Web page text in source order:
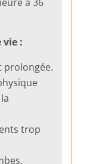
vie :
prolongée.
trop